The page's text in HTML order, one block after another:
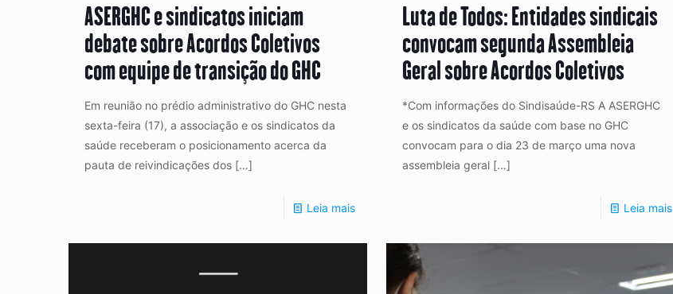
ASERGHC e sindicatos iniciam
debate sobre Acordos Coletivos
com equipe de transição do GHC
Em reunião no prédio administrativo do GHC nesta
sexta-feira (17), a associação e os sindicatos da
saúde receberam o posicionamento acerca da
pauta de reivindicações dos[…]
Leia mais
Luta de Todos: Entidades sindicais
convocam segunda Assembleia
Geral sobre Acordos Coletivos
*Com informações do Sindisaúde-RS A ASERGHC
e os sindicatos da saúde com base no GHC
convocam para o dia 23 de março uma nova
assembleia geral[…]
Leia mais